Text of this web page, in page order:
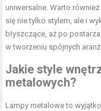
uniwersalne. Warto
się nie tylko stylem, ale i
błyszczące, aż po
w tworzeniu spójnych
Jakie style
metalowych?
Lampy metalowe to